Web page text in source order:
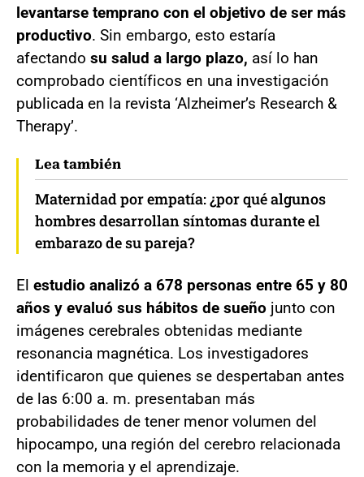
levantarse temprano con el objetivo de ser más
productivo. Sin embargo, esto estaría
afectando su salud a largo plazo, así lo han
comprobado científicos en una investigación
publicada en la revista ‘Alzheimer’s Research &
Therapy’.
Lea también
Maternidad por empatía: ¿por qué algunos
hombres desarrollan síntomas durante el
embarazo de su pareja?
El estudio analizó a 678 personas entre 65 y 80
años y evaluó sus hábitos de sueño junto con
imágenes cerebrales obtenidas mediante
resonancia magnética. Los investigadores
identificaron que quienes se despertaban antes
de las 6:00 a. m. presentaban más
probabilidades de tener menor volumen del
hipocampo, una región del cerebro relacionada
con la memoria y el aprendizaje.